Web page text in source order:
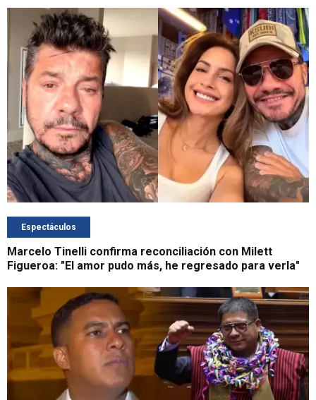
Espectáculos
Marcelo Tinelli confirma reconciliación con Milett
Figueroa: "El amor pudo más, he regresado para verla"